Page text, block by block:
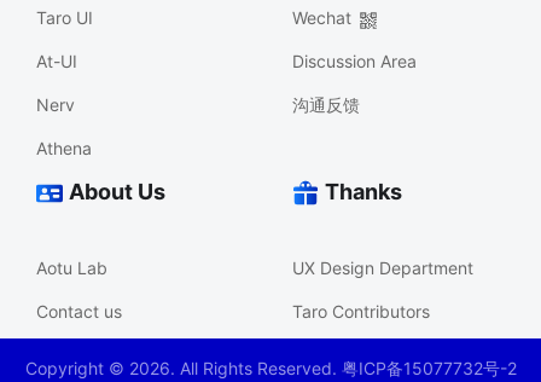
Taro UI
At-UI
Nerv
Athena
Wechat
Discussion Area
沟通反馈
About Us
Aotu Lab
Contact us
Thanks
UX Design Department
Taro Contributors
Copyright © 2026. All Rights Reserved. 粤ICP备15077732号-2